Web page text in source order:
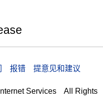
报错 提意见和建议
Services All Rights